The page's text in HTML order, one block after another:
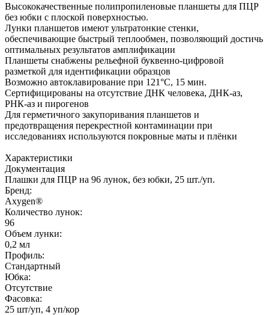
Высококачественные полипропиленовые планшеты для ПЦР
без юбки с плоской поверхностью.
Лунки планшетов имеют ультратонкие стенки,
обеспечивающие быстрый теплообмен, позволяющий достичь
оптимальных результатов амплификации
Планшеты снабжены рельефной буквенно-цифровой
разметкой для идентификации образцов
Возможно автоклавирование при 121°С, 15 мин.
Сертифицированы на отсутствие ДНК человека, ДНК-аз,
РНК-аз и пирогенов
Для герметичного закупоривания планшетов и
предотвращения перекрестной контаминации при
исследованиях используются покровные маты и плёнки
Характеристики
Документация
Плашки для ПЦР на 96 лунок, без юбки, 25 шт./уп.
Бренд:
Axygen®
Количество лунок:
96
Объем лунки:
0,2 мл
Профиль:
Стандартный
Юбка:
Отсутствие
Фасовка:
25 шт/уп, 4 уп/кор